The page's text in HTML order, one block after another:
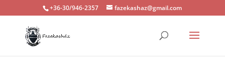
+36-30/946-2357 fazekashaz@gmail.com